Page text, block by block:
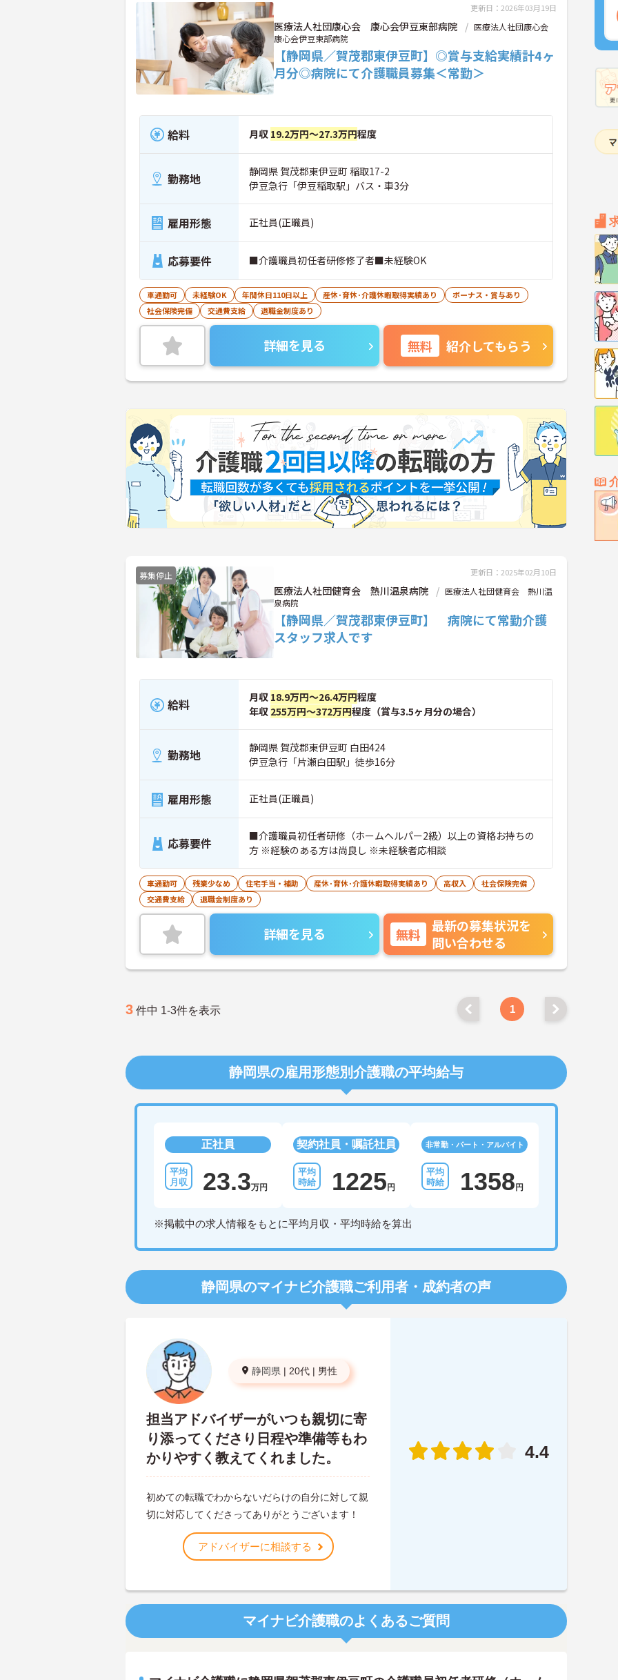
更新日：2026年03月19日
医療法人社団康心会 康心会伊豆東部病院
医療法人社団康心会
康心会伊豆東部病院
【静岡県／賀茂郡東伊豆町】◎賞与支給実績計4ヶ
月分◎病院にて介護職員募集＜常勤＞
給料 月収 19.2万円～27.3万円程度
勤務地
静岡県 賀茂郡東伊豆町 稲取17-2
伊豆急行「伊豆稲取駅」バス・車3分
雇用形態 正社員(正職員)
応募要件 ■介護職員初任者研修修了者■未経験OK
車通勤可 未経験OK 年間休日110日以上 産休･育休･介護休暇取得実績あり
ボーナス・賞与あり
社会保険完備
交通費支給 退職金制度あり
詳細を見る 無料 紹介してもらう
募集停止 更新日：2025年02月10日
医療法人社団健育会 熱川温泉病院
医療法人社団健育会 熱川温
泉病院
【静岡県／賀茂郡東伊豆町】 病院にて常勤介護
スタッフ求人です
給料 月収 18.9万円～26.4万円程度
年収 255万円～372万円程度（賞与3.5ヶ月分の場合）
勤務地
静岡県 賀茂郡東伊豆町 白田424
伊豆急行「片瀬白田駅」徒歩16分
雇用形態 正社員(正職員)
応募要件
■介護職員初任者研修（ホームヘルパー2級）以上の資格お持ちの
方 ※経験のある方は尚良し ※未経験者応相談
車通勤可 残業少なめ 住宅手当・補助 産休･育休･介護休暇取得実績あり 高収入
社会保険完備
交通費支給
退職金制度あり
詳細を見る 無料
最新の募集状況を
問い合わせる
3 件中 1-3件を表示 1
静岡県の雇用形態別介護職の平均給与
正社員
23.3万円
契約社員・嘱託社員
1225 円
非常勤・パート・アルバイト
1358 円
※掲載中の求人情報をもとに平均月収・平均時給を算出
静岡県のマイナビ介護職ご利用者・成約者の声
静岡県 | 20代 | 男性
担当アドバイザーがいつも親切に寄
り添ってくださり日程や準備等もわ
かりやすく教えてくれました。
初めての転職でわからないだらけの自分に対して親
切に対応してくださってありがとうございます！
アドバイザーに相談する
4.4
マイナビ介護職のよくあるご質問